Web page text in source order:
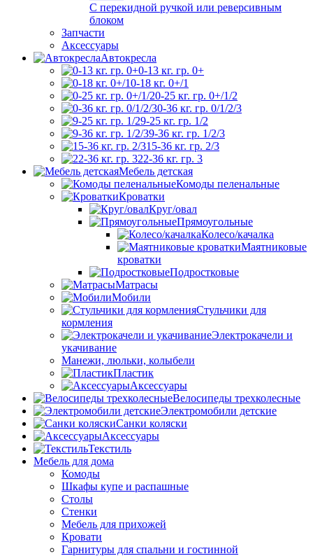
С перекидной ручкой или реверсивным
блоком
Запчасти
Аксессуары
Автокресла
0-13 кг. гр. 0+
0-18 кг. 0+/1
0-25 кг. гр. 0+/1/2
0-36 кг. гр. 0/1/2/3
9-25 кг. гр. 1/2
9-36 кг. гр. 1/2/3
15-36 кг. гр. 2/3
22-36 кг. гр. 3
Мебель детская
Комоды пеленальные
Кроватки
Круг/овал
Прямоугольные
Колесо/качалка
Маятниковые
кроватки
Подростковые
Матрасы
Мобили
Стульчики для
кормления
Электрокачели и
укачивание
Манежи, люльки, колыбели
Пластик
Аксессуары
Велосипеды трехколесные
Электромобили детские
Санки коляски
Аксессуары
Текстиль
Мебель для дома
Комоды
Шкафы купе и распашные
Столы
Стенки
Мебель для прихожей
Кровати
Гарнитуры для спальни и гостинной